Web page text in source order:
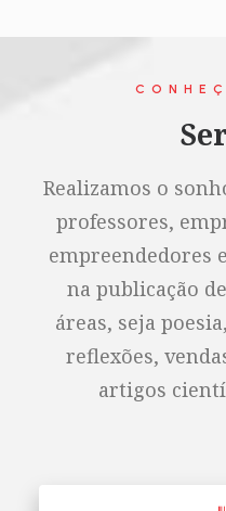
Realizamos o
professores,
empreendedores
na publicação
áreas, seja
reflexões,
artigos